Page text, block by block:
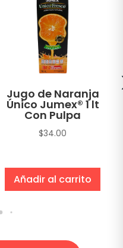
Jugo de Naranja
Único Jumex® 1 lt
Con Pulpa
$34.00
Añadir al carrito